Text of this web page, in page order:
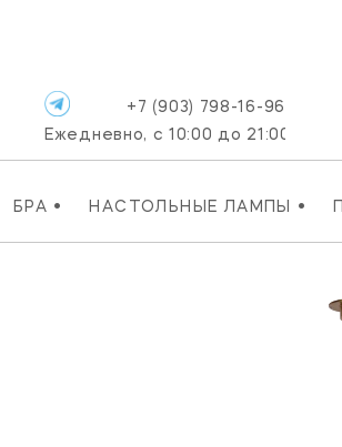
БРА • НАСТОЛЬНЫЕ ЛАМПЫ •
+7 (903) 798-16-96
Ежедневно, с 10:00 до 21:00